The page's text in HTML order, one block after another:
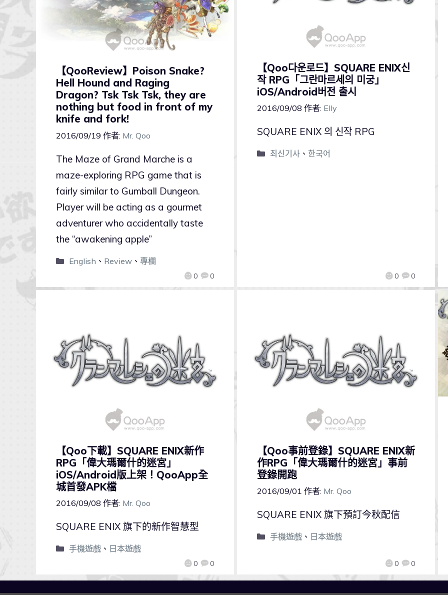
【QooReview】Poison Snake?
Hell Hound and Raging
Dragon? Tsk Tsk Tsk, they are
nothing but food in front of my
knife and fork!
2016/09/19 作者: Mr. Qoo
0 0
The Maze of Grand Marche is a
maze-exploring RPG game that is
fairly similar to Gumball Dungeon.
Player will be acting as a gourmet
adventurer who accidentally taste
the “awakening apple”
English 、 Review、 專欄
【Qoo다운로드】SQUARE ENIX신
작 RPG「그란마르세의 미궁」
iOS/Android버전 출시
2016/09/08 作者: Elly
0 0
SQUARE ENIX 의 신작 RPG
최신기사、 한국어
【Qoo下載】SQUARE ENIX新作
RPG「偉大瑪爾什的迷宮」
iOS/Android版上架！QooApp全
城首發APK檔
2016/09/08 作者: Mr. Qoo
0 0
SQUARE ENIX 旗下的新作智慧型
手機遊戲、 日本遊戲
【Qoo事前登錄】SQUARE ENIX新
作RPG「偉大瑪爾什的迷宮」事前
登錄開跑
2016/09/01 作者: Mr. Qoo
0 0
SQUARE ENIX 旗下預訂今秋配信
手機遊戲、 日本遊戲